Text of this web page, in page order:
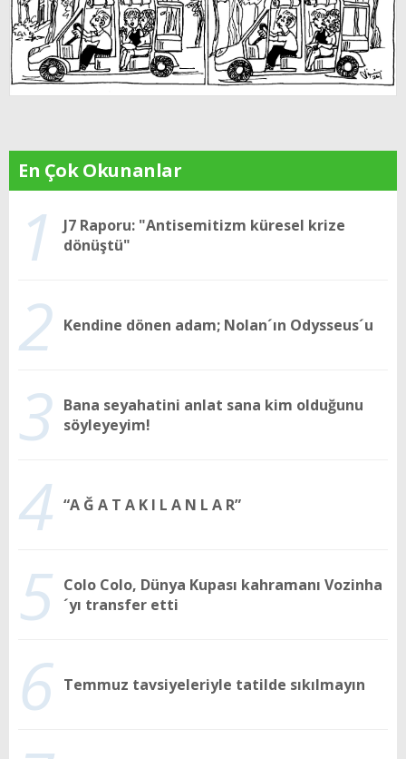
En Çok Okunanlar
1
J7 Raporu: "Antisemitizm küresel krize
dönüştü"
2 Kendine dönen adam; Nolan´ın Odysseus´u
3 Bana seyahatini anlat sana kim olduğunu
söyleyeyim!
4 “A Ğ A T A K I L A N L A R”
5 Colo Colo, Dünya Kupası kahramanı Vozinha
´yı transfer etti
6 Temmuz tavsiyeleriyle tatilde sıkılmayın